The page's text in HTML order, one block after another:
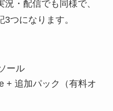
・配信でも同様で、
つになります。
ール
+ 追加パック（有料オ